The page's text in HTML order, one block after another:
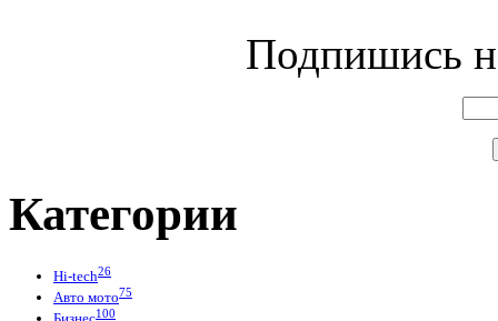
Подпишись
Категории
Hi-tech26
Авто мото75
100